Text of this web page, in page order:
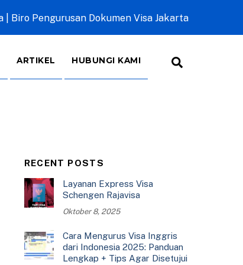
| Biro Pengurusan Dokumen Visa Jakarta
ARTIKEL HUBUNGI KAMI
RECENT POSTS
Layanan Express Visa
Schengen Rajavisa
Oktober 8, 2025
Cara Mengurus Visa Inggris
dari Indonesia 2025: Panduan
Lengkap + Tips Agar Disetujui